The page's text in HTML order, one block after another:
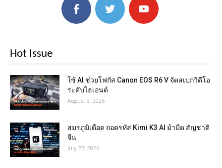
Hot Issue
ใช้ AI ช่วยโฟกัส Canon EOS R6 V จัดสเปกวิดีโอ
ระดับไฮเอนด์
August 3, 2026
สมรภูมิเดือด ถอดรหัส Kimi K3 AI ม้ามืด สัญชาติ
จีน
July 27, 2026